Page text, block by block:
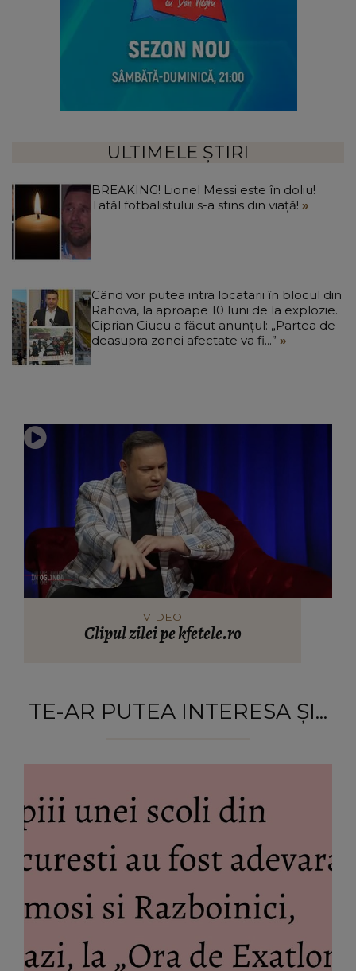
ULTIMELE ȘTIRI
BREAKING! Lionel Messi este în doliu!
Tatăl fotbalistului s-a stins din viață!
Când vor putea intra locatarii în blocul din
Rahova, la aproape 10 luni de la explozie.
Ciprian Ciucu a făcut anunțul: „Partea de
deasupra zonei afectate va fi...”
VIDEO
Clipul zilei pe kfetele.ro
TE-AR PUTEA INTERESA ȘI...